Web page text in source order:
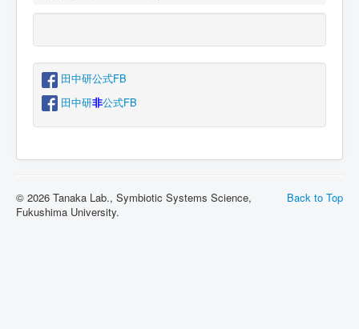
田中研公式FB
田中研非公式FB
Back to Top
© 2026 Tanaka Lab., Symbiotic Systems Science,
Fukushima University.